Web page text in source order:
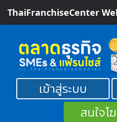
ThaiFranchiseCenter
เข้าสู่ระบบ
สนใจ